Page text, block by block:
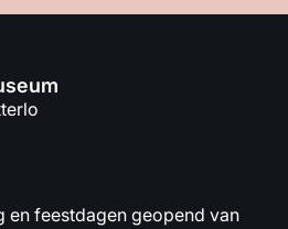
en feestdagen geopend van